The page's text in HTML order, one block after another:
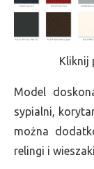
Kliknij
Model
sypialni,
można
relingi i